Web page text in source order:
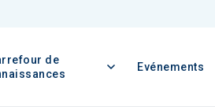
de
Evénements